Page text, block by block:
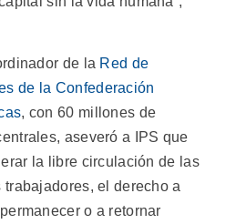
de la Red de
de la Confederación
, con 60 millones de
aseveró a IPS que
la libre circulación de las
el derecho a
o a retornar